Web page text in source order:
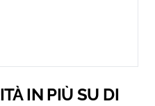
IN PIÙ SU DI